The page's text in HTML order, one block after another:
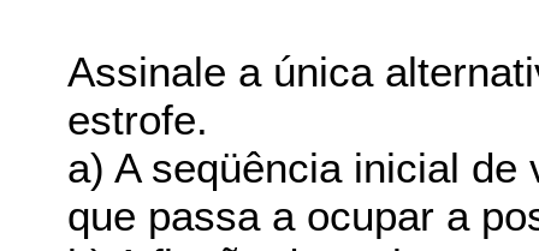
Assinale a única
estrofe.
a) A seqüência inicial
que passa a ocupar a